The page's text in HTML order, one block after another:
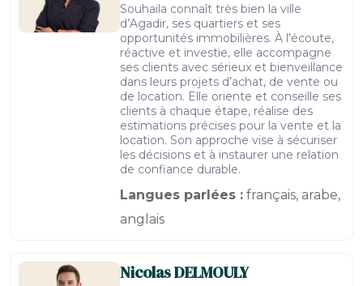
Souhaila connaît très bien la ville
d’Agadir, ses quartiers et ses
opportunités immobilières. À l’écoute,
réactive et investie, elle accompagne
ses clients avec sérieux et bienveillance
dans leurs projets d’achat, de vente ou
de location. Elle oriente et conseille ses
clients à chaque étape, réalise des
estimations précises pour la vente et la
location. Son approche vise à sécuriser
les décisions et à instaurer une relation
de confiance durable.
Langues parlées : français, arabe,
anglais
NicolasDELMOULY